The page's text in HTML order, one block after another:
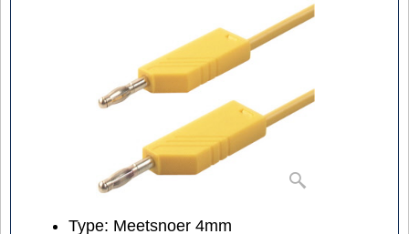
Type: Meetsnoer 4mm